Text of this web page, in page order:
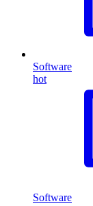
Software
hot
Software